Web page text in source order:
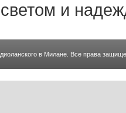
и
в Милане . Все права